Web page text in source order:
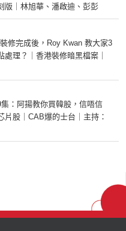
版｜林旭華、潘啟迪、彭彭
修完成後，Roy Kwan 教大家3
理？｜香港裝修暗黑檔案｜
：阿揚教你買韓股，信唔信
股｜CAB爆的士台｜主持：